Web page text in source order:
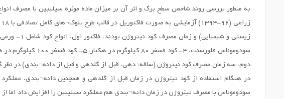
به منظور بررسی روند شاخص سطح برگ و اثر آن بر میزان ماده موثره سیلیبین با مصرف
سودوموناس فلورسنت،
دوم، سه زمان مصرف کود نیتروژن (ساقه¬دهی، قبل از گلدهی و قبل از دانه¬بندی) در نظر
در هنگام استفاده از کود نیتروژن در زمان قبل از گلدهی و همچنین دانه¬بندی، عملکرد
سودوموناس با مصرف نیتروژن در زمان دانه¬بندی هم عملکرد سیلیبین را افزایش داد اما از